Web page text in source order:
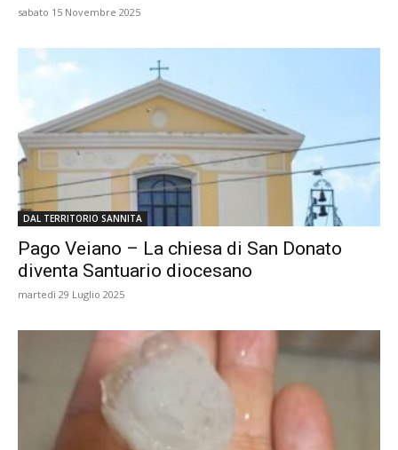
sabato 15 Novembre 2025
DAL TERRITORIO SANNITA
Pago Veiano – La chiesa di San Donato
diventa Santuario diocesano
martedì 29 Luglio 2025